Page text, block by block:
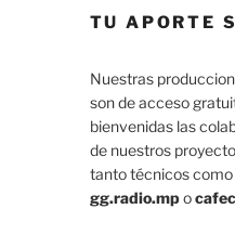
TU APORTE
Nuestras
son de acceso
bienvenidas las
de nuestros
tanto técnicos como
gg.radio.mpo